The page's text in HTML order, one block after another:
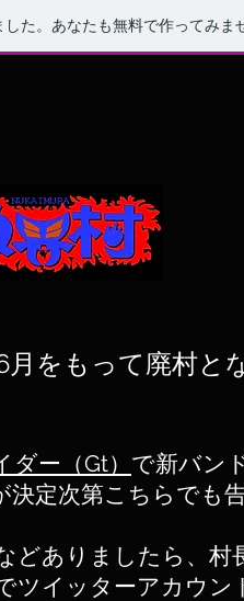
た。あなたも無料で作ってみま
をもって廃村と
ダー（Gt） で新バン
決定次第こちらでも
どありましたら、村
ツイッターアカウン